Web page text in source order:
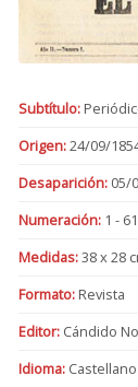
Subtítulo:
Origen:24/09/
Desaparición:05/
Numeración:1 - 61
Medidas:38 x 28
Formato:Revista
Editor:Cándido
Idioma:Castellano